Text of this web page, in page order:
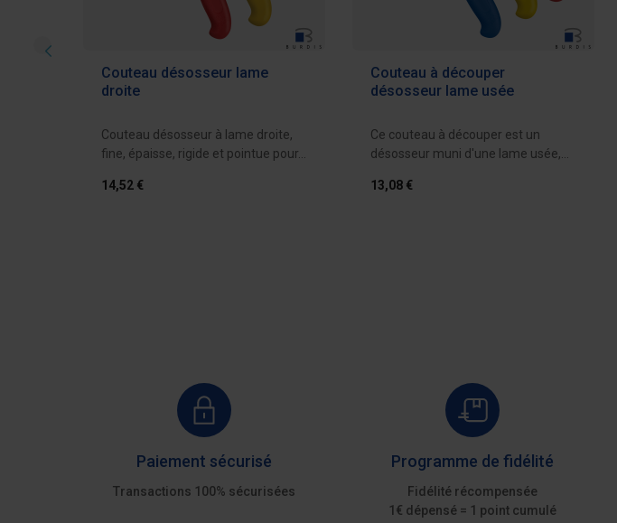
Couteau désosseur lame
droite
Couteau désosseur à lame droite,
fine, épaisse, rigide et pointue pour...
14,52 €
Couteau à découper
désosseur lame usée
Ce couteau à découper est un
désosseur muni d'une lame usée,
13,08 €
Paiement sécurisé
Transactions 100% sécurisées
Programme de fidélité
Fidélité récompensée
1€ dépensé = 1 point cumulé